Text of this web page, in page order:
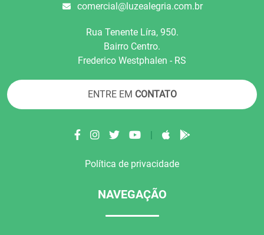
comercial@luzealegria.com.br
Rua Tenente Líra, 950.
Bairro Centro.
Frederico Westphalen - RS
ENTRE EM CONTATO
|
Política de privacidade
NAVEGAÇÃO